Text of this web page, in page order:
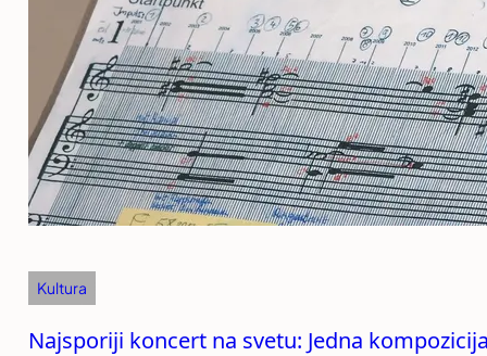
Kultura
Najsporiji koncert na svetu: Jedna